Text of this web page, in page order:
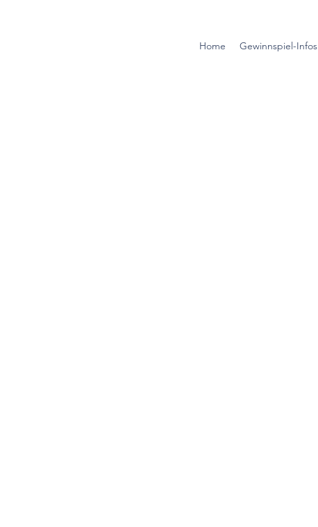
Home Gewinnspiel-Infos